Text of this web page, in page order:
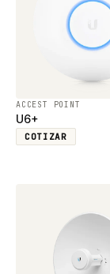
ACCEST POINT
U6+
COTIZAR